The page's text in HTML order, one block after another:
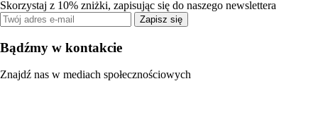
Skorzystaj z 10% zniżki, zapisując się do naszego newslettera
Zapisz się
Bądźmy w kontakcie
Znajdź nas w mediach społecznościowych